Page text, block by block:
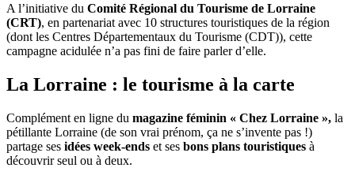
A l’initiative du Comité Régional du Tourisme de Lorraine
(CRT), en partenariat avec 10 structures touristiques de la région
(dont les Centres Départementaux du Tourisme (CDT)), cette
campagne acidulée n’a pas fini de faire parler d’elle.
La Lorraine : le tourisme à la carte
Complément en ligne du magazine féminin « Chez Lorraine », la
pétillante Lorraine (de son vrai prénom, ça ne s’invente pas !)
partage ses idées week-ends et ses bons plans touristiques à
découvrir seul ou à deux.